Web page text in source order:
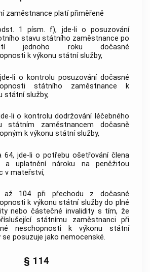
zaměstnance platí přiměřeně
1 písm. f), jde-li o posuzování
stavu státního zaměstnance po
jednoho roku dočasné
k výkonu státní služby,
li o kontrolu posuzování dočasné
státního zaměstnance k
státní služby,
li o kontrolu dodržování léčebného
státním zaměstnancem dočasně
k výkonu státní služby,
64, jde-li o potřebu ošetřování člena
a uplatnění nároku na peněžitou
v mateřství,
104 při přechodu z dočasné
k výkonu státní služby do plné
nebo částečné invalidity s tím, že
státnímu zaměstnanci při
neschopnosti k výkonu státní
se posuzuje jako nemocenské.
§ 114